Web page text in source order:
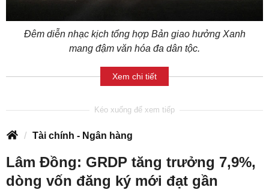
Đêm diễn nhạc kịch tổng hợp Bản giao hưởng Xanh
mang đậm văn hóa đa dân tộc.
Xem chi tiết
Tài chính - Ngân hàng
Lâm Đồng: GRDP tăng trưởng 7,9%,
dòng vốn đăng ký mới đạt gần